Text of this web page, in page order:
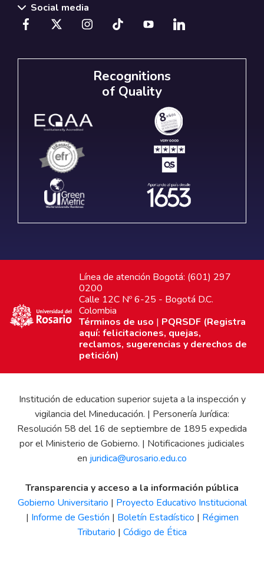
Social media
Recognitions
of Quality
Línea de atención Bogotá: (601) 297
0200
Calle 12C Nº 6-25 - Bogotá D.C.
Colombia
Términos de uso | PQRSDF (Registra
aquí: felicitaciones, quejas,
reclamos, sugerencias y derechos de
petición)
Institución de education superior sujeta a la inspección y
vigilancia del Mineducación. | Personería Jurídica:
Resolución 58 del 16 de septiembre de 1895 expedida
por el Ministerio de Gobierno. | Notificaciones judiciales
en juridica@urosario.edu.co
Transparencia y acceso a la información pública
Gobierno Universitario | Proyecto Educativo Institucional
| Informe de Gestión | Boletín Estadístico | Régimen
Tributario | Código de Ética